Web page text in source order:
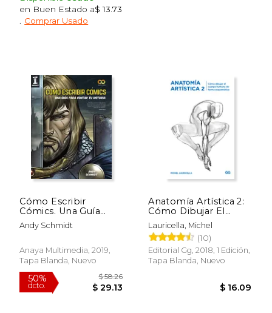
50%
dcto.
$ 29.13
$ 14.56
en Buen Estado a$ 13.73
Comprar Usado
50%
dcto.
Cómo Escribir
Cómics. Una Guía
Para Contar tu
Historia (Espacio de
Andy Schmidt
Anaya Multimedia, 2019,
Tapa Blanda, Nuevo
Anatomía Artística 2:
Cómo Dibujar El
Cuerpo Humano de
Forma Esquemática
Lauricella, Michel
(10)
Editorial Gg, 2018, 1 Edición,
Tapa Blanda, Nuevo